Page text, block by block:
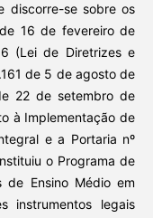
discorre-se sobre os
16 de fevereiro de
(Lei de Diretrizes e
de 5 de agosto de
22 de setembro de
à Implementação de
e a Portaria nº
o Programa de
de Ensino Médio em
instrumentos legais